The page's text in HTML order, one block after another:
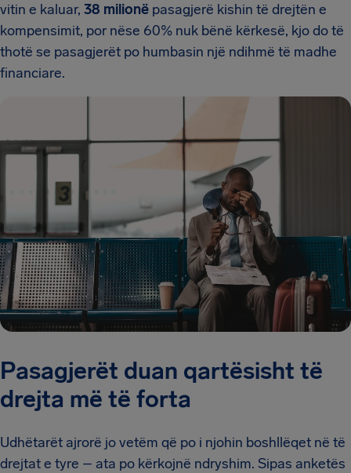
vitin e kaluar, 38 milionë pasagjerë kishin të drejtën e
kompensimit, por nëse 60% nuk bënë kërkesë, kjo do të
thotë se pasagjerët po humbasin një ndihmë të madhe
financiare.
Pasagjerët duan qartësisht të
drejta më të forta
Udhëtarët ajrorë jo vetëm që po i njohin boshllëqet në të
drejtat e tyre – ata po kërkojnë ndryshim. Sipas anketës